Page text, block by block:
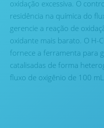
oxidação excessiva. O
residência na química do
gerencie a reação de
oxidante mais barato. O H-
fornece a ferramenta para
catalisadas de forma
fluxo de oxigênio de 100